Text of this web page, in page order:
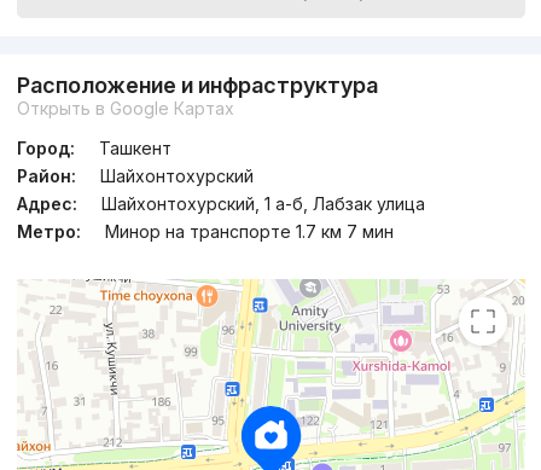
Расположение и инфраструктура
Открыть в Google Картах
Город:
Ташкент
Район:
Шайхонтохурский
Адрес:
Шайхонтохурский, 1 а-б, Лабзак улица
Метро:
Минор на транспорте 1.7 км 7 мин